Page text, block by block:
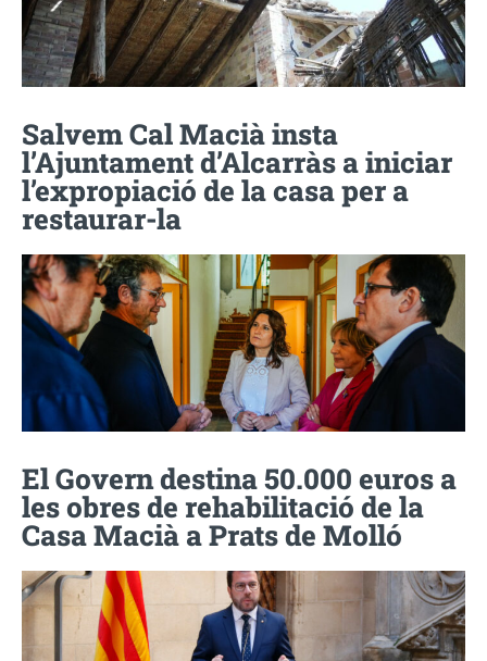
Salvem Cal Macià insta
l’Ajuntament d’Alcarràs a iniciar
l’expropiació de la casa per a
restaurar-la
El Govern destina 50.000 euros a
les obres de rehabilitació de la
Casa Macià a Prats de Molló